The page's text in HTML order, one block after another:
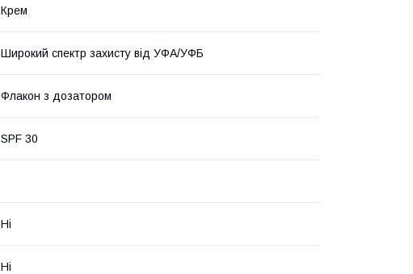
Крем
Широкий спектр захисту від УФА/УФБ
Флакон з дозатором
SPF 30
Ні
Ні